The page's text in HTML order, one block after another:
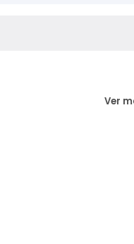
Ver